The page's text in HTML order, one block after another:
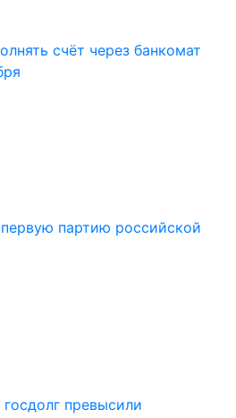
счёт через банкомат
партию российской
превысили